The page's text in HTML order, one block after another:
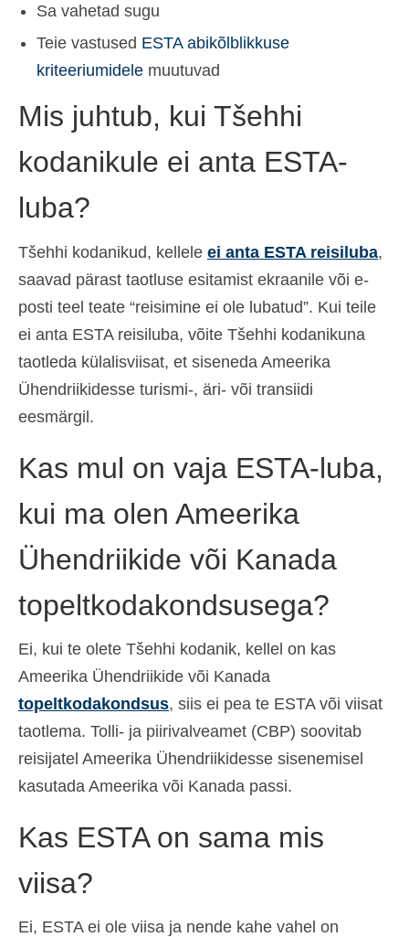
Sa vahetad sugu
Teie vastused ESTA abikõlblikkuse
kriteeriumidele muutuvad
Mis juhtub, kui Tšehhi
kodanikule ei anta ESTA-
luba?
Tšehhi kodanikud, kellele ei anta ESTA reisiluba,
saavad pärast taotluse esitamist ekraanile või e-
posti teel teate “reisimine ei ole lubatud”. Kui teile
ei anta ESTA reisiluba, võite Tšehhi kodanikuna
taotleda külalisviisat, et siseneda Ameerika
Ühendriikidesse turismi-, äri- või transiidi
eesmärgil.
Kas mul on vaja ESTA-luba,
kui ma olen Ameerika
Ühendriikide või Kanada
topeltkodakondsusega?
Ei, kui te olete Tšehhi kodanik, kellel on kas
Ameerika Ühendriikide või Kanada
topeltkodakondsus, siis ei pea te ESTA või viisat
taotlema. Tolli- ja piirivalveamet (CBP) soovitab
reisijatel Ameerika Ühendriikidesse sisenemisel
kasutada Ameerika või Kanada passi.
Kas ESTA on sama mis
viisa?
Ei, ESTA ei ole viisa ja nende kahe vahel on